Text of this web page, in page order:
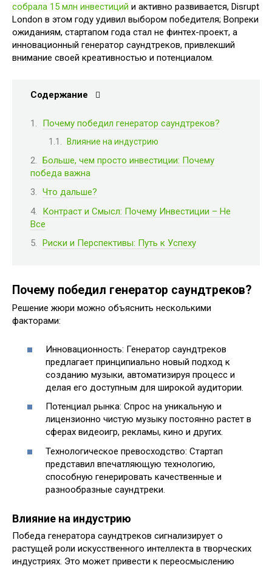
собрала 15 млн инвестиций и активно развивается, Disrupt
London в этом году удивил выбором победителя; Вопреки
ожиданиям, стартапом года стал не финтех-проект, а
инновационный генератор саундтреков, привлекший
внимание своей креативностью и потенциалом.
Содержание
Почему победил генератор саундтреков?
Влияние на индустрию
Больше, чем просто инвестиции: Почему
победа важна
Что дальше?
Контраст и Смысл: Почему Инвестиции – Не
Все
Риски и Перспективы: Путь к Успеху
Почему победил генератор саундтреков?
Решение жюри можно объяснить несколькими
факторами:
Инновационность: Генератор саундтреков
предлагает принципиально новый подход к
созданию музыки, автоматизируя процесс и
делая его доступным для широкой аудитории.
Потенциал рынка: Спрос на уникальную и
лицензионно чистую музыку постоянно растет в
сферах видеоигр, рекламы, кино и других.
Технологическое превосходство: Стартап
представил впечатляющую технологию,
способную генерировать качественные и
разнообразные саундтреки.
Влияние на индустрию
Победа генератора саундтреков сигнализирует о
растущей роли искусственного интеллекта в творческих
индустриях. Это может привести к переосмыслению